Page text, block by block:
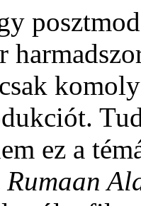
ez a
Rumaan